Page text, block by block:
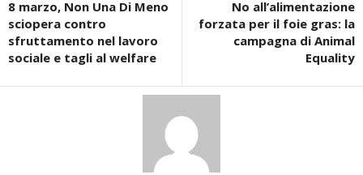
8 marzo, Non Una Di Meno
sciopera contro
sfruttamento nel lavoro
sociale e tagli al welfare
No all’alimentazione
forzata per il foie gras: la
campagna di Animal
Equality